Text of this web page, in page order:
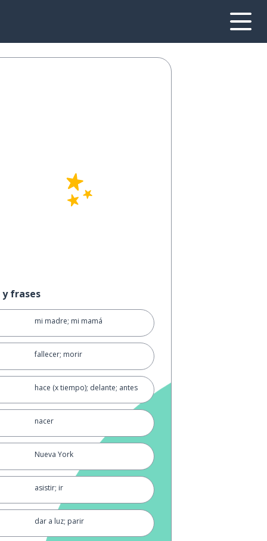
y frases
mi madre; mi mamá
fallecer; morir
hace (x tiempo); delante; antes
nacer
Nueva York
asistir; ir
dar a luz; parir